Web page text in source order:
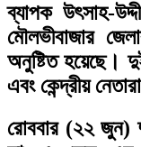
ব্যাপক উৎসাহ-
মৌলভীবাজার
অনুষ্টিত হয়েছে।
এবং কেন্দ্রীয়
রোববার (২২ জুন)